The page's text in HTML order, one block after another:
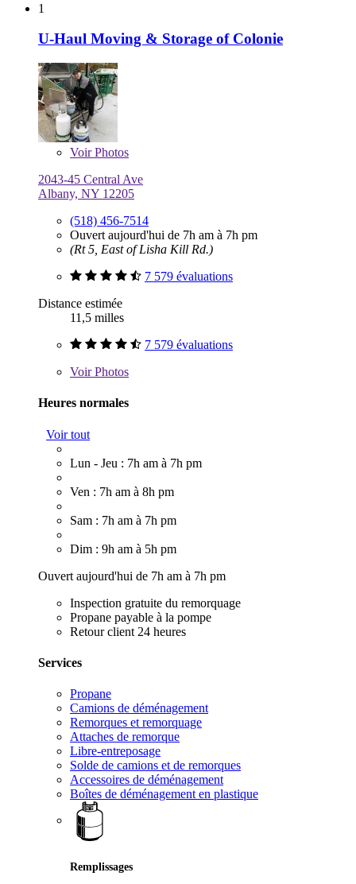
1
U-Haul Moving & Storage of Colonie
VoirPhotos
2043-45 Central Ave
Albany, NY 12205
(518) 456-7514
Ouvert aujourd'hui de 7h am à 7h pm
(Rt 5, East of Lisha Kill Rd.)
7 579 évaluations
Distance estimée
11,5 milles
7 579 évaluations
VoirPhotos
Heures normales
Voir tout
Lun - Jeu : 7h am à 7h pm
Ven : 7h am à 8h pm
Sam : 7h am à 7h pm
Dim : 9h am à 5h pm
Ouvert aujourd'hui de 7h am à 7h pm
Inspection gratuite du remorquage
Propane payable à la pompe
Retour client 24 heures
Services
Propane
Camions de déménagement
Remorques et remorquage
Attaches de remorque
Libre-entreposage
Solde de camions et de remorques
Accessoires de déménagement
Boîtes de déménagement en plastique
Remplissages